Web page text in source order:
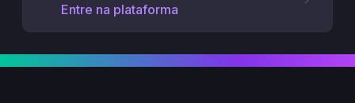
Entre na plataforma